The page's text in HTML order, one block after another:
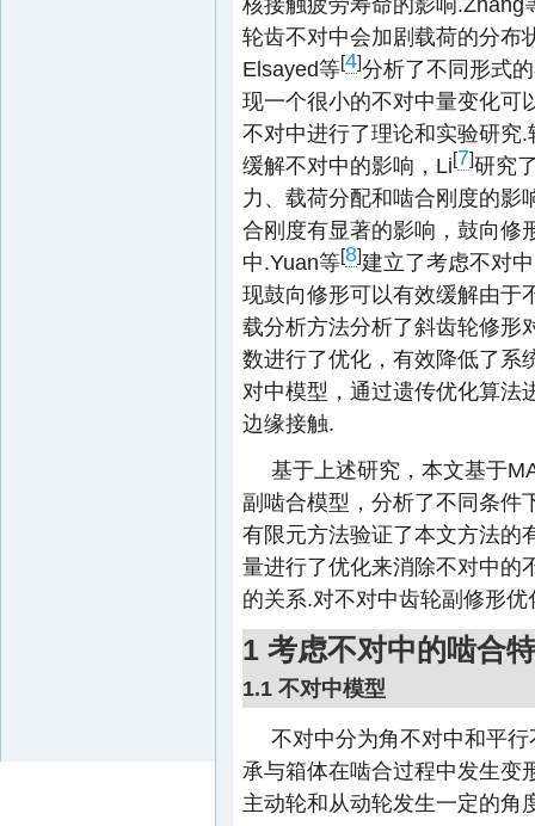
轮齿不对中会加剧载荷的分布
Elsayed等[4]分析了不同形式
现一个很小的不对中量变化可
不对中进行了理论和实验研究
缓解不对中的影响，Li[7]研究
力、载荷分配和啮合刚度的影
合刚度有显著的影响，鼓向修
中.Yuan等[8]建立了考虑不对
现鼓向修形可以有效缓解由于
载分析方法分析了斜齿轮修形
数进行了优化，有效降低了系
对中模型，通过遗传优化算法
边缘接触.
基于上述研究，本文基于
副啮合模型，分析了不同条件
有限元方法验证了本文方法的
量进行了优化来消除不对中的
的关系.对不对中齿轮副修形
1 考虑不对中的啮合
1.1 不对中模型
不对中分为角不对中和平
承与箱体在啮合过程中发生变
主动轮和从动轮发生一定的角